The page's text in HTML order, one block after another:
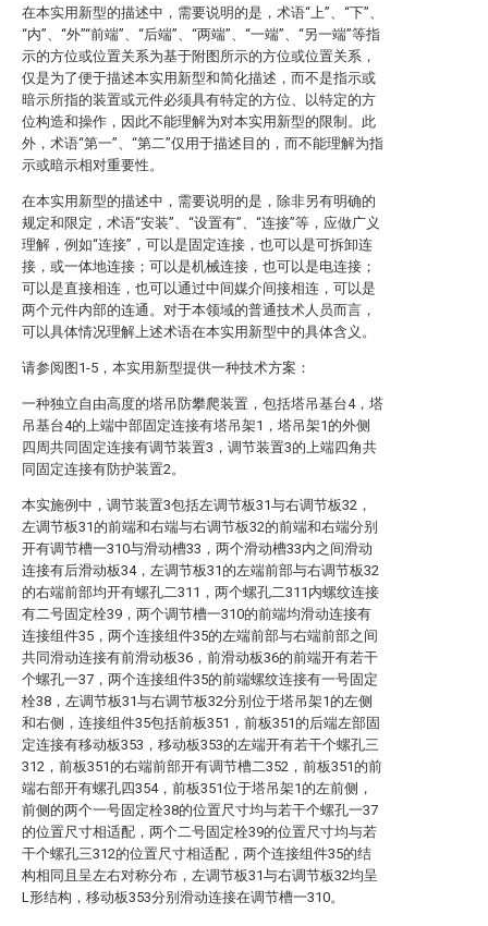
在本实用新型的描述中，需要说明的是，术语“上”、“下”、
“内”、“外”“前端”、“后端”、“两端”、“一端”、“另一端”等指
示的方位或位置关系为基于附图所示的方位或位置关系，
仅是为了便于描述本实用新型和简化描述，而不是指示或
暗示所指的装置或元件必须具有特定的方位、以特定的方
位构造和操作，因此不能理解为对本实用新型的限制。此
外，术语“第一”、“第二”仅用于描述目的，而不能理解为指
示或暗示相对重要性。
在本实用新型的描述中，需要说明的是，除非另有明确的
规定和限定，术语“安装”、“设置有”、“连接”等，应做广义
理解，例如“连接”，可以是固定连接，也可以是可拆卸连
接，或一体地连接；可以是机械连接，也可以是电连接；
可以是直接相连，也可以通过中间媒介间接相连，可以是
两个元件内部的连通。对于本领域的普通技术人员而言，
可以具体情况理解上述术语在本实用新型中的具体含义。
请参阅图1-5，本实用新型提供一种技术方案：
一种独立自由高度的塔吊防攀爬装置，包括塔吊基台4，塔
吊基台4的上端中部固定连接有塔吊架1，塔吊架1的外侧
四周共同固定连接有调节装置3，调节装置3的上端四角共
同固定连接有防护装置2。
本实施例中，调节装置3包括左调节板31与右调节板32，
左调节板31的前端和右端与右调节板32的前端和右端分别
开有调节槽一310与滑动槽33，两个滑动槽33内之间滑动
连接有后滑动板34，左调节板31的左端前部与右调节板32
的右端前部均开有螺孔二311，两个螺孔二311内螺纹连接
有二号固定栓39，两个调节槽一310的前端均滑动连接有
连接组件35，两个连接组件35的左端前部与右端前部之间
共同滑动连接有前滑动板36，前滑动板36的前端开有若干
个螺孔一37，两个连接组件35的前端螺纹连接有一号固定
栓38，左调节板31与右调节板32分别位于塔吊架1的左侧
和右侧，连接组件35包括前板351，前板351的后端左部固
定连接有移动板353，移动板353的左端开有若干个螺孔三
312，前板351的右端前部开有调节槽二352，前板351的前
端右部开有螺孔四354，前板351位于塔吊架1的左前侧，
前侧的两个一号固定栓38的位置尺寸均与若干个螺孔一37
的位置尺寸相适配，两个二号固定栓39的位置尺寸均与若
干个螺孔三312的位置尺寸相适配，两个连接组件35的结
构相同且呈左右对称分布，左调节板31与右调节板32均呈
L形结构，移动板353分别滑动连接在调节槽一310。